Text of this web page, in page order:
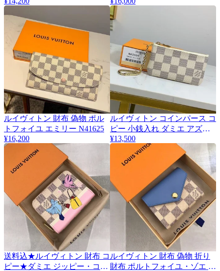
ルイヴィトン 財布 偽物 ポル
トフォイユ エミリー N41625
¥16,200
ルイヴィトン コインパース コ
ピー 小銭入れ ダミエ アズー
ル ポシェットクレ N62659
¥13,500
送料込★ルイヴィトン 財布 コ
ピー★ダミエ ジッピー・コイ
ルイヴィトン 財布 偽物 折り
財布 ポルトフォイユ・ゾエ ダ